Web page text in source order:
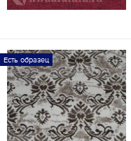
Есть образец